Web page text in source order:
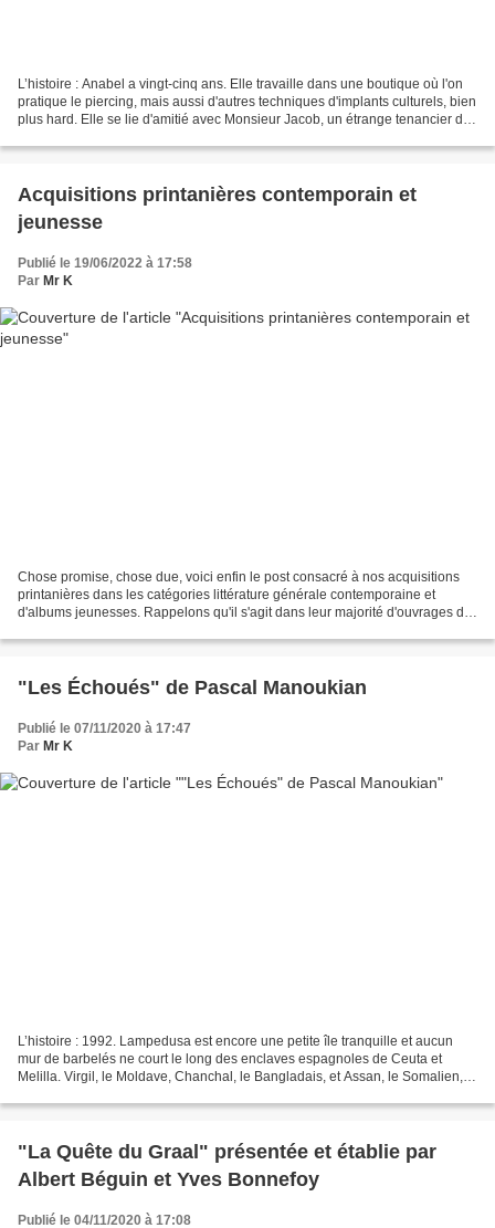
L’histoire : Anabel a vingt-cinq ans. Elle travaille dans une boutique où l'on
pratique le piercing, mais aussi d'autres techniques d'implants culturels, bien
plus hard. Elle se lie d'amitié avec Monsieur Jacob, un étrange tenancier de
Acquisitions printanières contemporain et
jeunesse
Publié le 19/06/2022 à 17:58
Par Mr K
Chose promise, chose due, voici enfin le post consacré à nos acquisitions
printanières dans les catégories littérature générale contemporaine et
d'albums jeunesses. Rappelons qu'il s'agit dans leur majorité d'ouvrages de
"Les Échoués" de Pascal Manoukian
Publié le 07/11/2020 à 17:47
Par Mr K
L’histoire : 1992. Lampedusa est encore une petite île tranquille et aucun
mur de barbelés ne court le long des enclaves espagnoles de Ceuta et
Melilla. Virgil, le Moldave, Chanchal, le Bangladais, et Assan, le Somalien,
"La Quête du Graal" présentée et établie par
Albert Béguin et Yves Bonnefoy
Publié le 04/11/2020 à 17:08